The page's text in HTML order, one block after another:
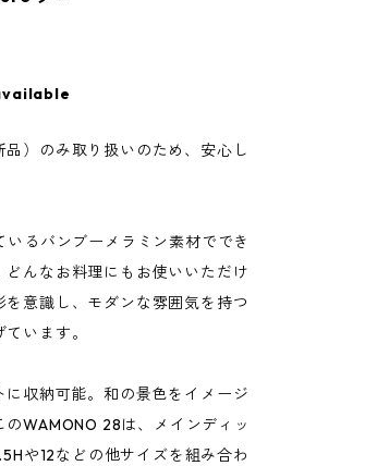
）のみ取り扱いのため、安心し
るバンブーメラミン素材ででき
んなお料理にもお使いいただけ
意識し、モダンな雰囲気を持つ
います。
収納可能。和の景色をイメージ
WAMONO 28は、メインディッ
や12などの他サイズを組み合わ